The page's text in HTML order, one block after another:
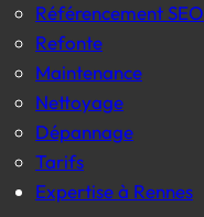
Référencement SEO
Refonte
Maintenance
Nettoyage
Dépannage
Tarifs
Expertise à Rennes